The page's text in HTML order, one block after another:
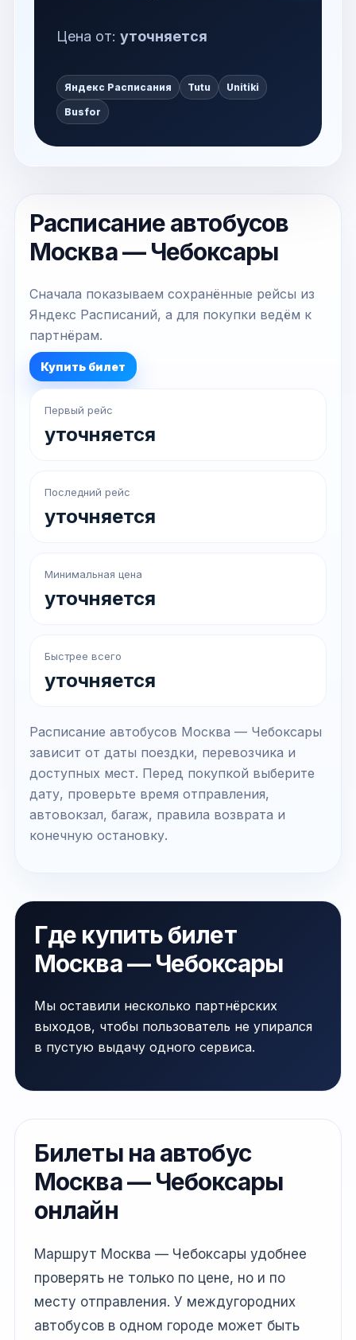
Цена от: уточняется
Яндекс Расписания Tutu Unitiki
Busfor
Расписание автобусов
Москва — Чебоксары
Сначала показываем сохранённые рейсы из
Яндекс Расписаний, а для покупки ведём к
партнёрам.
Купить билет
Первый рейс
уточняется
Последний рейс
уточняется
Минимальная цена
уточняется
Быстрее всего
уточняется
Расписание автобусов Москва — Чебоксары
зависит от даты поездки, перевозчика и
доступных мест. Перед покупкой выберите
дату, проверьте время отправления,
автовокзал, багаж, правила возврата и
конечную остановку.
Где купить билет
Москва — Чебоксары
Мы оставили несколько партнёрских
выходов, чтобы пользователь не упирался
в пустую выдачу одного сервиса.
Билеты на автобус
Москва — Чебоксары
онлайн
Маршрут Москва — Чебоксары удобнее
проверять не только по цене, но и по
месту отправления. У междугородних
автобусов в одном городе может быть